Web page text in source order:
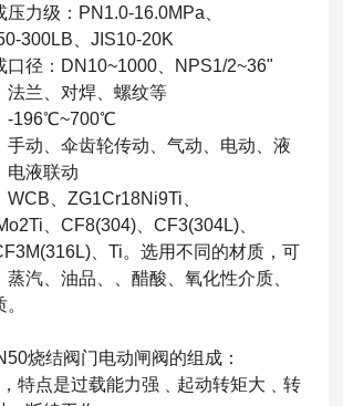
力级：PN1.0-16.0MPa、
300LB、JIS10-20K
径：DN10~1000、NPS1/2~36"
兰、对焊、螺纹等
196℃~700℃
动、伞齿轮传动、气动、电动、液
电液联动
、ZG1Cr18Ni9Ti、
、CF8(304)、CF3(304L)、
、Ti。选用不同的材质，可
汽、油品、、醋酸、氧化性介质、
烧结阀门电动闸阀的组成：
点是过载能力强﹑起动转矩大﹑转